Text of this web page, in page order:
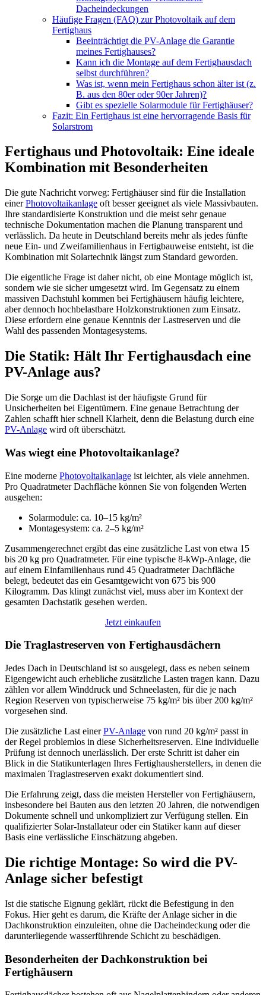
Dacheindeckungen
Häufige Fragen (FAQ) zur Photovoltaik auf dem
Fertighaus
Beeinträchtigt die PV-Anlage die Garantie
meines Fertighauses?
Kann ich die Montage auf dem Fertighausdach
selbst durchführen?
Was ist, wenn mein Fertighaus schon älter ist (z.
B. aus den 80er oder 90er Jahren)?
Gibt es spezielle Solarmodule für Fertighäuser?
Fazit: Ein Fertighaus ist eine hervorragende Basis für
Solarstrom
Fertighaus und Photovoltaik: Eine ideale
Kombination mit Besonderheiten
Die gute Nachricht vorweg: Fertighäuser sind für die Installation
einerPhotovoltaikanlage oft besser geeignet als viele Massivbauten.
Ihre standardisierte Konstruktion und die meist sehr genaue
technische Dokumentation machen die Planung transparent und
verlässlich. Da heute in Deutschland bereits mehr als jedes fünfte
neue Ein- und Zweifamilienhaus in Fertigbauweise entsteht, ist die
Kombination mit Solartechnik längst zum Standard geworden.
Die eigentliche Frage ist daher nicht, ob eine Montage möglich ist,
sondern wie sie sicher umgesetzt wird. Im Gegensatz zu einem
massiven Dachstuhl kommen bei Fertighäusern häufig leichtere,
aber dennoch hochbelastbare Holzkonstruktionen zum Einsatz.
Diese erfordern eine genaue Kenntnis der Lastreserven und die
Wahl des passenden Montagesystems.
Die Statik: Hält Ihr Fertighausdach eine
PV-Anlage aus?
Die Sorge um die Dachlast ist der häufigste Grund für
Unsicherheiten bei Eigentümern. Eine genaue Betrachtung der
Zahlen schafft hier schnell Klarheit, denn die Belastung durch eine
PV-Anlage wird oft überschätzt.
Was wiegt eine Photovoltaikanlage?
Eine moderne Photovoltaikanlage ist leichter, als viele annehmen.
Pro Quadratmeter Dachfläche können Sie von folgenden Werten
ausgehen:
Solarmodule: ca. 10–15 kg/m²
Montagesystem: ca. 2–5 kg/m²
Zusammengerechnet ergibt das eine zusätzliche Last von etwa 15
bis 20 kg pro Quadratmeter. Für eine typische 8-kWp-Anlage, die
auf einem Einfamilienhaus rund 45 Quadratmeter Dachfläche
belegt, bedeutet das ein Gesamtgewicht von 675 bis 900
Kilogramm. Das klingt zunächst viel, muss aber im Kontext der
gesamten Dachstatik gesehen werden.
Jetzt einkaufen
Die Traglastreserven von Fertighausdächern
Jedes Dach in Deutschland ist so ausgelegt, dass es neben seinem
Eigengewicht auch erhebliche zusätzliche Lasten tragen kann. Dazu
zählen vor allem Winddruck und Schneelasten, für die je nach
Region Reserven von typischerweise 75 kg/m² bis über 200 kg/m²
vorgesehen sind.
Die zusätzliche Last einerPV-Anlage von rund 20 kg/m² passt in
der Regel problemlos in diese Sicherheitsreserven. Eine individuelle
Prüfung ist dennoch unerlässlich. Der erste Schritt ist daher ein
Blick in die Statikunterlagen Ihres Fertighausherstellers, in denen die
maximalen Traglastreserven exakt dokumentiert sind.
Die Erfahrung zeigt, dass die meisten Hersteller von Fertighäusern,
insbesondere bei Bauten aus den letzten 20 Jahren, die notwendigen
Dokumente schnell und unkompliziert zur Verfügung stellen. Ein
qualifizierter Solar-Installateur oder ein Statiker kann auf dieser
Basis eine verlässliche Einschätzung abgeben.
Die richtige Montage: So wird die PV-
Anlage sicher befestigt
Ist die statische Eignung geklärt, rückt die Befestigung in den
Fokus. Hier geht es darum, die Kräfte der Anlage sicher in die
Dachkonstruktion einzuleiten, ohne die Dacheindeckung oder die
darunterliegende wasserführende Schicht zu beschädigen.
Besonderheiten der Dachkonstruktion bei
Fertighäusern